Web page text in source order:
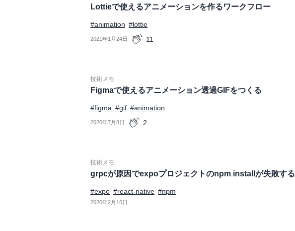
Lottieで使えるアニメーションを作るワークフロー
#animation #lottie
2021年1月24日 11
技術メモ
Figmaで使えるアニメーション透過GIFをつくる
#figma #gif #animation
2020年7月8日 2
技術メモ
grpcが原因でexpoプロジェクトのnpm installが失敗する
#expo #react-native #npm
2020年2月16日